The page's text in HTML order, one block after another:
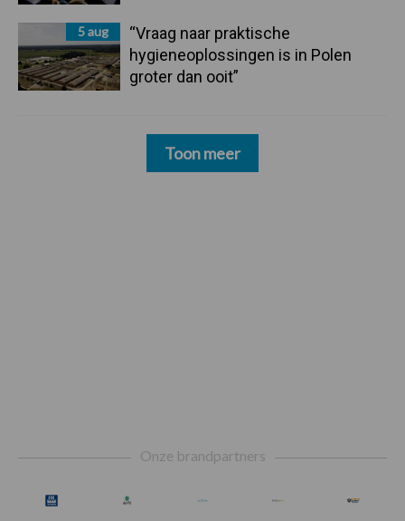
5 aug
“Vraag naar praktische
hygieneoplossingen is in Polen
groter dan ooit”
Toon meer
Onze brandpartners